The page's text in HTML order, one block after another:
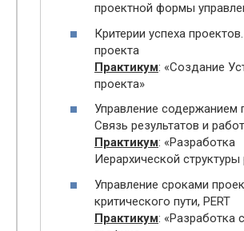
проектной формы
Критерии успеха
проекта
Практикум: «Создание
проекта»
Управление содержанием
Связь результатов и
Практикум: «Разработка
Иерархической структуры
Управление сроками
критического пути, PERT
Практикум: «Разработка